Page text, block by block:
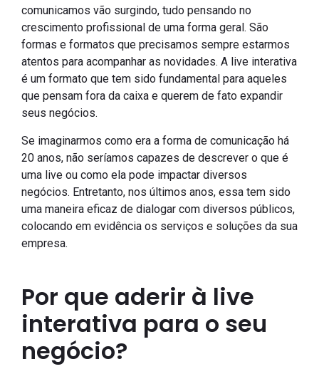
comunicamos vão surgindo, tudo pensando no
crescimento profissional de uma forma geral. São
formas e formatos que precisamos sempre estarmos
atentos para acompanhar as novidades. A live interativa
é um formato que tem sido fundamental para aqueles
que pensam fora da caixa e querem de fato expandir
seus negócios.
Se imaginarmos como era a forma de comunicação há
20 anos, não seríamos capazes de descrever o que é
uma live ou como ela pode impactar diversos
negócios. Entretanto, nos últimos anos, essa tem sido
uma maneira eficaz de dialogar com diversos públicos,
colocando em evidência os serviços e soluções da sua
empresa.
Por que aderir à live
interativa para o seu
negócio?